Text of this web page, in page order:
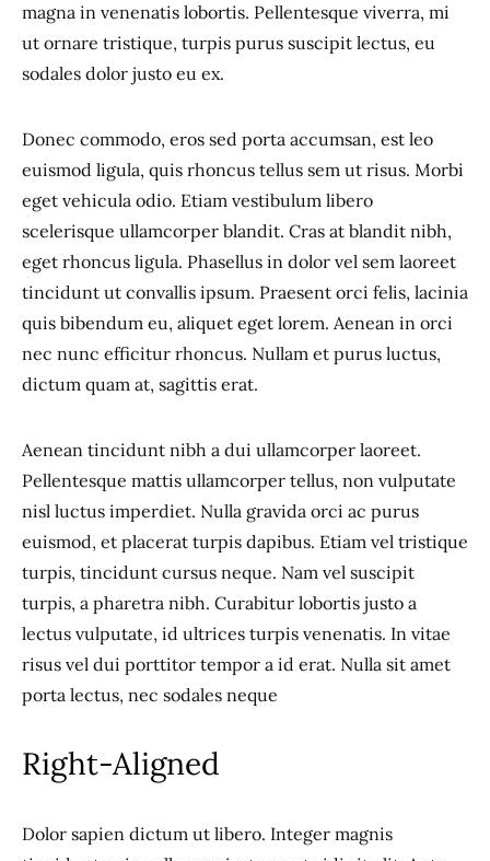
magna in venenatis lobortis. Pellentesque viverra, mi
ut ornare tristique, turpis purus suscipit lectus, eu
sodales dolor justo eu ex.
Donec commodo, eros sed porta accumsan, est leo
euismod ligula, quis rhoncus tellus sem ut risus. Morbi
eget vehicula odio. Etiam vestibulum libero
scelerisque ullamcorper blandit. Cras at blandit nibh,
eget rhoncus ligula. Phasellus in dolor vel sem laoreet
tincidunt ut convallis ipsum. Praesent orci felis, lacinia
quis bibendum eu, aliquet eget lorem. Aenean in orci
nec nunc efficitur rhoncus. Nullam et purus luctus,
dictum quam at, sagittis erat.
Aenean tincidunt nibh a dui ullamcorper laoreet.
Pellentesque mattis ullamcorper tellus, non vulputate
nisl luctus imperdiet. Nulla gravida orci ac purus
euismod, et placerat turpis dapibus. Etiam vel tristique
turpis, tincidunt cursus neque. Nam vel suscipit
turpis, a pharetra nibh. Curabitur lobortis justo a
lectus vulputate, id ultrices turpis venenatis. In vitae
risus vel dui porttitor tempor a id erat. Nulla sit amet
porta lectus, nec sodales neque
Right-Aligned
Dolor sapien dictum ut libero. Integer magnis